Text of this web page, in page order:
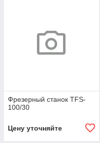
Фрезерный станок TFS-
100/30
Цену уточняйте